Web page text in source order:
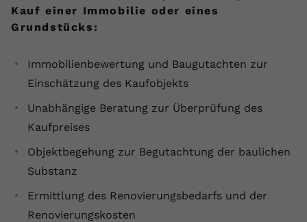
Kauf einer Immobilie oder eines
Grundstücks:
Immobilienbewertung und Baugutachten zur
Einschätzung des Kaufobjekts
Unabhängige Beratung zur Überprüfung des
Kaufpreises
Objektbegehung zur Begutachtung der baulichen
Substanz
Ermittlung des Renovierungsbedarfs und der
Renovierungskosten
Laufzeit Session
Zweck
Daten darüber zu speichern, welche
Videos von YouTube der Nutzer
Anbieter
Laufzeit Session